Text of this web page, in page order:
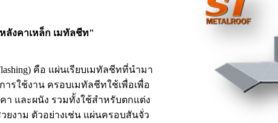
งคาเหล็ก เมทัลชีท"
คือ แผ่นเรียบเมทัลชีทที่นำมา
รใช้งาน ครอบเมทัลชีทใช้เพื่อเพื่อ
า และผนัง รวมทั้งใช้สำหรับตกแต่ง
ยงาม ตัวอย่างเช่น แผ่นครอบสันจั่ว